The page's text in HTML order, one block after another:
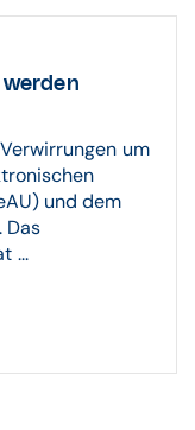
um
und dem
Das
...